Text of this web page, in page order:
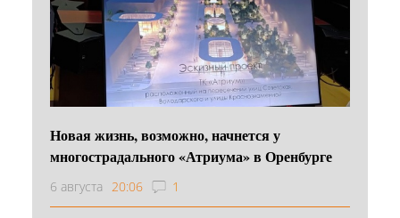
Новая жизнь, возможно, начнется у
многострадального «Атриума» в Оренбурге
6 августа 20:06 1